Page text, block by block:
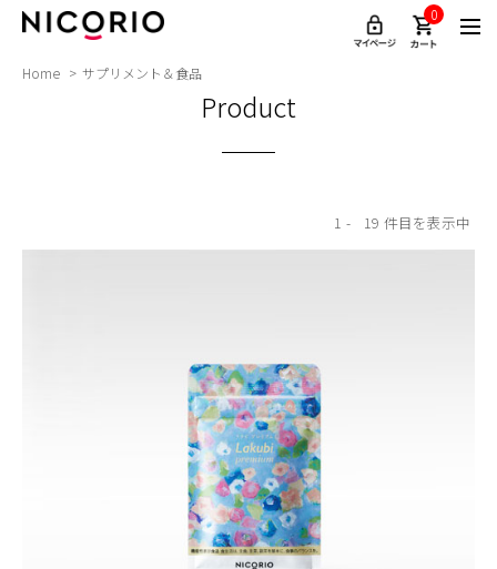
0
Home サプリメント＆食品
Product
1 19